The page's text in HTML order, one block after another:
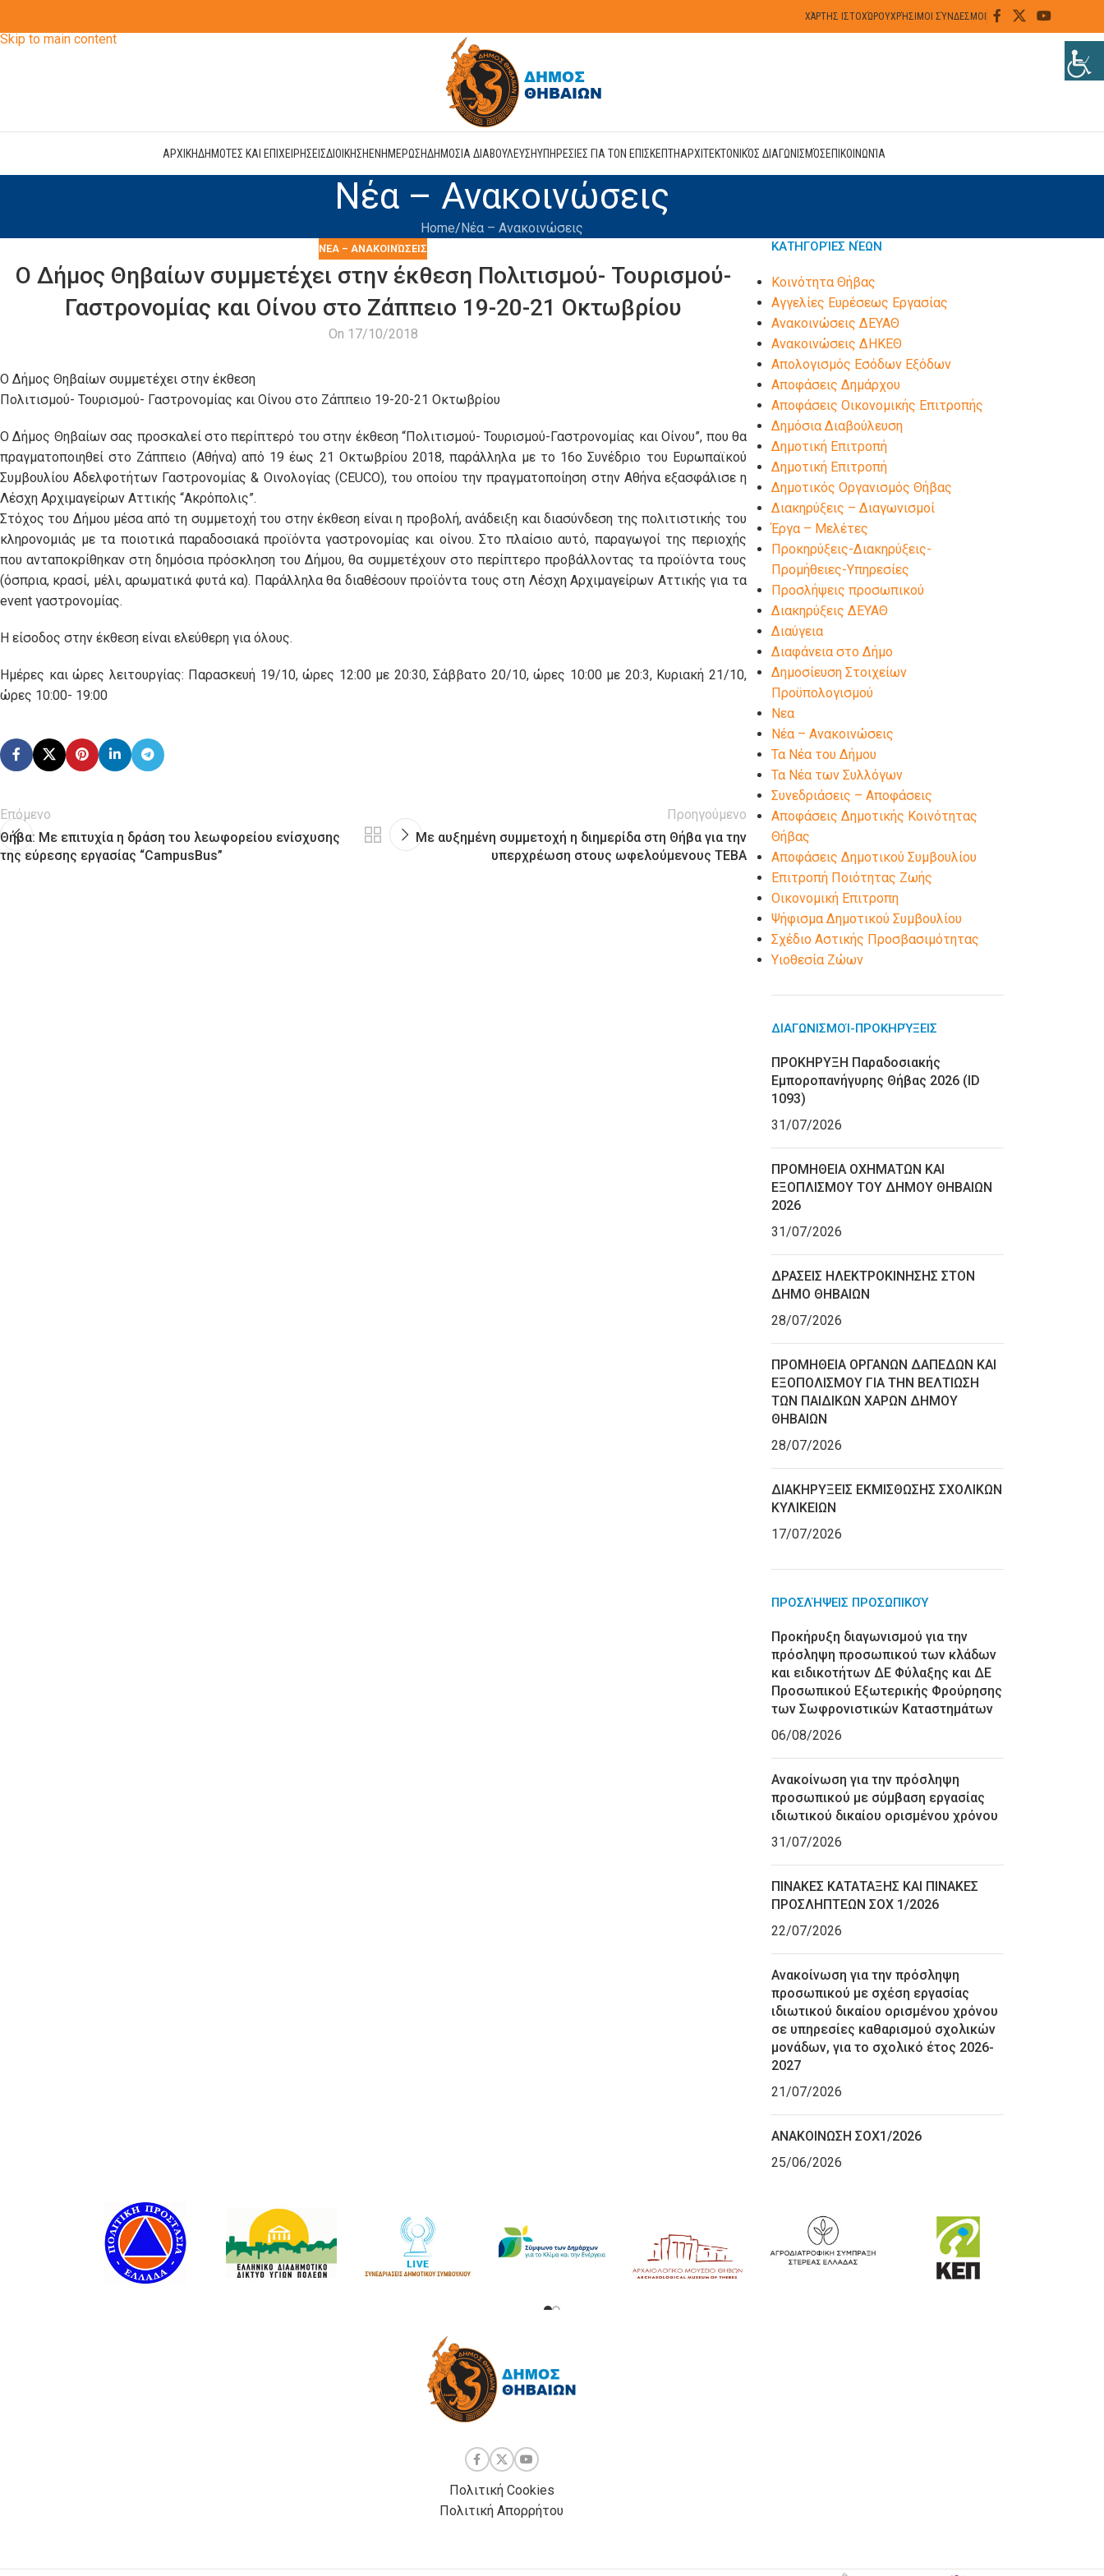
Skip to main content
ΧΆΡΤΗΣ ΙΣΤΟΧΏΡΟΥΧΡΉΣΙΜΟΙ ΣΎΝΔΕΣΜΟΙ
ΑΡΧΙΚΗΔΗΜΟΤΕΣ ΚΑΙ ΕΠΙΧΕΙΡΗΣΕΙΣΔΙΟΙΚΗΣΗΕΝΗΜΕΡΩΣΗΔΗΜΟΣΙΑ ΔΙΑΒΟΥΛΕΥΣΗΥΠΗΡΕΣΙΕΣ ΓΙΑ ΤΟΝ ΕΠΙΣΚΕΠΤΗΑΡΧΙΤΕΚΤΟΝΙΚΌΣ ΔΙΑΓΩΝΙΣΜΌΣΕΠΙΚΟΙΝΩΝΊΑ
Νέα – Ανακοινώσεις
Home Νέα – Ανακοινώσεις
ΝΈΑ – ΑΝΑΚΟΙΝΏΣΕΙΣ
O Δήμος Θηβαίων συμμετέχει στην έκθεση Πολιτισμού- Τουρισμού-
Γαστρονομίας και Οίνου στο Ζάππειο 19-20-21 Οκτωβρίου
On 17/10/2018
O Δήμος Θηβαίων συμμετέχει στην έκθεση
Πολιτισμού- Τουρισμού- Γαστρονομίας και Οίνου στο Ζάππειο 19-20-21 Οκτωβρίου
Ο Δήμος Θηβαίων σας προσκαλεί στο περίπτερό του στην έκθεση “Πολιτισμού- Τουρισμού-Γαστρονομίας και Οίνου”, που θα
πραγματοποιηθεί στο Ζάππειο (Αθήνα) από 19 έως 21 Οκτωβρίου 2018, παράλληλα με το 16ο Συνέδριο του Ευρωπαϊκού
Συμβουλίου Αδελφοτήτων Γαστρονομίας & Οινολογίας (CEUCO), του οποίου την πραγματοποίηση στην Αθήνα εξασφάλισε η
Λέσχη Αρχιμαγείρων Αττικής “Ακρόπολις”.
Στόχος του Δήμου μέσα από τη συμμετοχή του στην έκθεση είναι η προβολή, ανάδειξη και διασύνδεση της πολιτιστικής του
κληρονομιάς με τα ποιοτικά παραδοσιακά προϊόντα γαστρονομίας και οίνου. Στο πλαίσιο αυτό, παραγωγοί της περιοχής
που ανταποκρίθηκαν στη δημόσια πρόσκληση του Δήμου, θα συμμετέχουν στο περίπτερο προβάλλοντας τα προϊόντα τους
(όσπρια, κρασί, μέλι, αρωματικά φυτά κα). Παράλληλα θα διαθέσουν προϊόντα τους στη Λέσχη Αρχιμαγείρων Αττικής για τα
event γαστρονομίας.
Η είσοδος στην έκθεση είναι ελεύθερη για όλους.
Ημέρες και ώρες λειτουργίας: Παρασκευή 19/10, ώρες 12:00 με 20:30, Σάββατο 20/10, ώρες 10:00 με 20:3, Κυριακή 21/10,
ώρες 10:00- 19:00
Επόμενο
Θήβα: Με επιτυχία η δράση του λεωφορείου ενίσχυσης
της εύρεσης εργασίας “CampusBus”
Προηγούμενο
Με αυξημένη συμμετοχή η διημερίδα στη Θήβα για την
υπερχρέωση στους ωφελούμενους ΤΕΒΑ
ΚΑΤΗΓΟΡΊΕΣ ΝΈΩΝ
Kοινότητα Θήβας
Αγγελίες Ευρέσεως Εργασίας
Ανακοινώσεις ΔΕΥΑΘ
Ανακοινώσεις ΔΗΚΕΘ
Απολογισμός Εσόδων Εξόδων
Αποφάσεις Δημάρχου
Αποφάσεις Οικονομικής Επιτροπής
Δημόσια Διαβούλευση
Δημοτική Επιτροπή
Δημοτική Επιτροπή
Δημοτικός Οργανισμός Θήβας
Διακηρύξεις – Διαγωνισμοί
Έργα – Μελέτες
Προκηρύξεις-Διακηρύξεις-
Προμήθειες-Υπηρεσίες
Προσλήψεις προσωπικού
Διακηρύξεις ΔΕΥΑΘ
Διαύγεια
Διαφάνεια στο Δήμο
Δημοσίευση Στοιχείων
Προϋπολογισμού
Νεα
Νέα – Ανακοινώσεις
Τα Νέα του Δήμου
Τα Νέα των Συλλόγων
Συνεδριάσεις – Αποφάσεις
Αποφάσεις Δημοτικής Κοινότητας
Θήβας
Αποφάσεις Δημοτικού Συμβουλίου
Επιτροπή Ποιότητας Ζωής
Οικονομική Επιτροπη
Ψήφισμα Δημοτικού Συμβουλίου
Σχέδιο Αστικής Προσβασιμότητας
Υιοθεσία Ζώων
ΔΙΑΓΩΝΙΣΜΟΊ-ΠΡΟΚΗΡΎΞΕΙΣ
ΠΡΟΚΗΡΥΞΗ Παραδοσιακής
Εμποροπανήγυρης Θήβας 2026 (ID
1093)
31/07/2026
ΠΡΟΜΗΘΕΙΑ ΟΧΗΜΑΤΩΝ ΚΑΙ
ΕΞΟΠΛΙΣΜΟΥ ΤΟΥ ΔΗΜΟΥ ΘΗΒΑΙΩΝ
2026
31/07/2026
ΔΡΑΣΕΙΣ ΗΛΕΚΤΡΟΚΙΝΗΣΗΣ ΣΤΟΝ
ΔΗΜΟ ΘΗΒΑΙΩΝ
28/07/2026
ΠΡΟΜΗΘΕΙΑ ΟΡΓΑΝΩΝ ΔΑΠΕΔΩΝ ΚΑΙ
ΕΞΟΠΟΛΙΣΜΟΥ ΓΙΑ ΤΗΝ ΒΕΛΤΙΩΣΗ
ΤΩΝ ΠΑΙΔΙΚΩΝ ΧΑΡΩΝ ΔΗΜΟΥ
ΘΗΒΑΙΩΝ
28/07/2026
ΔΙΑΚΗΡΥΞΕΙΣ ΕΚΜΙΣΘΩΣΗΣ ΣΧΟΛΙΚΩΝ
ΚΥΛΙΚΕΙΩΝ
17/07/2026
ΠΡΟΣΛΉΨΕΙΣ ΠΡΟΣΩΠΙΚΟΎ
Προκήρυξη διαγωνισμού για την
πρόσληψη προσωπικού των κλάδων
και ειδικοτήτων ΔΕ Φύλαξης και ΔΕ
Προσωπικού Εξωτερικής Φρούρησης
των Σωφρονιστικών Καταστημάτων
06/08/2026
Ανακοίνωση για την πρόσληψη
προσωπικού με σύμβαση εργασίας
ιδιωτικού δικαίου ορισμένου χρόνου
31/07/2026
ΠΙΝΑΚΕΣ ΚΑΤΑΤΑΞΗΣ ΚΑΙ ΠΙΝΑΚΕΣ
ΠΡΟΣΛΗΠΤΕΩΝ ΣΟΧ 1/2026
22/07/2026
Ανακοίνωση για την πρόσληψη
προσωπικού με σχέση εργασίας
ιδιωτικού δικαίου ορισμένου χρόνου
σε υπηρεσίες καθαρισμού σχολικών
μονάδων, για το σχολικό έτος 2026-
2027
21/07/2026
ΑΝΑΚΟΙΝΩΣΗ ΣΟΧ1/2026
25/06/2026
Πολιτική Cookies
Πολιτική Απορρήτου